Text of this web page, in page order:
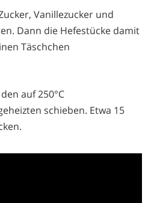
Vanillezucker und
Dann die Hefestücke damit
Täschchen
auf 250°C
schieben. Etwa 15